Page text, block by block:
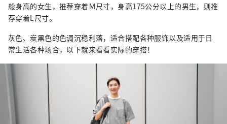
般身高的女生，推荐穿着Ｍ尺寸，身高175公分以上的男生，则推
荐穿着L尺寸。
灰色、炭黑色的色调沉稳利落，适合搭配各种服饰以及适用于日
常生活各种场合，以下就来看看实际的穿搭！